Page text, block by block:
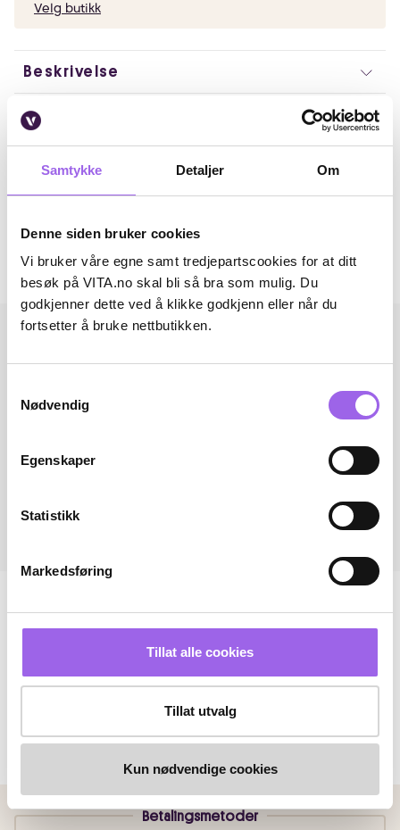
Samtykke Detaljer Om
Denne siden bruker cookies
Vi bruker våre egne samt tredjepartscookies for at ditt
besøk på VITA.no skal bli så bra som mulig. Du
godkjenner dette ved å klikke godkjenn eller når du
fortsetter å bruke nettbutikken.
Nødvendig
Egenskaper
Statistikk
Markedsføring
Tillat alle cookies
Tillat utvalg
Kun nødvendige cookies
Velg butikk
Beskrivelse
Bruk
Artikkelnummer: 260325011
Omtaler
Andre har også kjøpt..
Betalingsmetoder